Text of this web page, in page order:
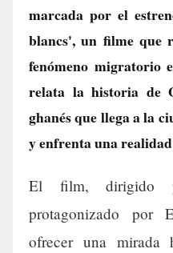
marcada por el
blancs', un filme que
fenómeno migratorio
relata la historia de
ghanés que llega a la
y enfrenta una
El film, dirigido
protagonizado por
ofrecer una mirada